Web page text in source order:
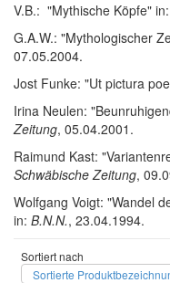
V.B.: "Mythische Köpfe" in:
G.A.W.: "Mythologischer
07.05.2004.
Jost Funke: "Ut pictura
Irina Neulen:
Zeitung, 05.04.2001.
Raimund Kast:
Schwäbische Zeitung,
Wolfgang Voigt: "Wandel
in: B.N.N., 23.04.1994.
Sortiert nach
Sortierte